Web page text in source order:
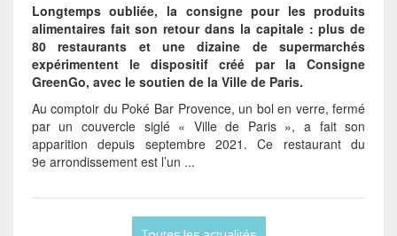
Longtemps oubliée, la consigne pour les produits
alimentaires fait son retour dans la capitale : plus de
80 restaurants et une dizaine de supermarchés
expérimentent le dispositif créé par la Consigne
GreenGo, avec le soutien de la Ville de Paris.
Au comptoir du Poké Bar Provence, un bol en verre, fermé
par un couvercle siglé « Ville de Paris », a fait son
apparition depuis septembre 2021. Ce restaurant du
9e arrondissement est l’un ...